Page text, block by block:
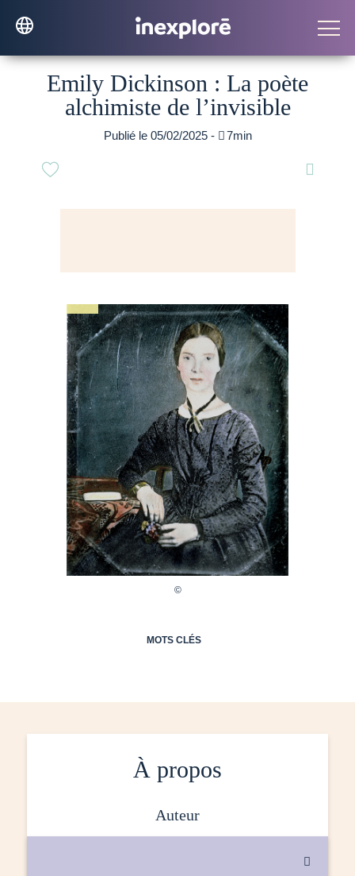
Emily Dickinson : La poète
alchimiste de l’invisible
Publié le 05/02/2025 - 7min

MOTS CLÉS
À propos
auteur
